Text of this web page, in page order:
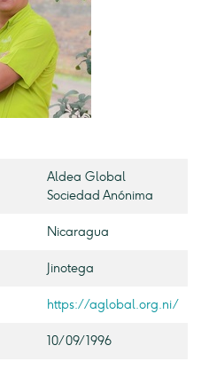
Aldea Global
Sociedad Anónima
Nicaragua
Jinotega
https://aglobal.org.ni/
10/09/1996